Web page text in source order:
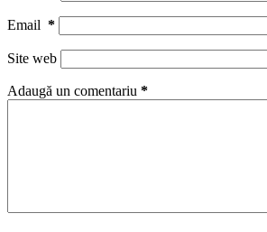
Email *
Site web
Adaugă un comentariu *